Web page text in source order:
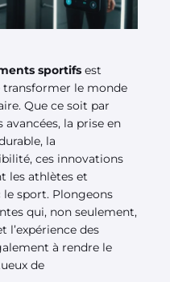
sportifs est
transformer le monde
Que ce soit par
la prise en
la
ces innovations
les athlètes et
sport. Plongeons
qui, non seulement,
des
à rendre le
de